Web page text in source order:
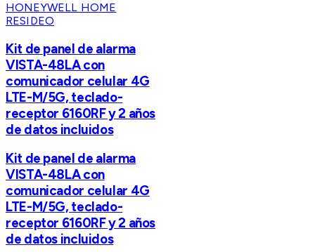
HONEYWELL HOME
RESIDEO
Kit de panel de alarma
VISTA-48LA con
comunicador celular 4G
LTE-M/5G, teclado-
receptor 6160RF y 2 años
de datos incluidos
Kit de panel de alarma
VISTA-48LA con
comunicador celular 4G
LTE-M/5G, teclado-
receptor 6160RF y 2 años
de datos incluidos